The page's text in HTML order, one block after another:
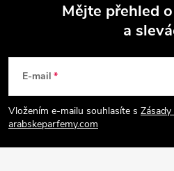
p
a
Mějte přehled
a
E-mail
Vložením e-mailu souhlasíte s
arabskeparfemy.com